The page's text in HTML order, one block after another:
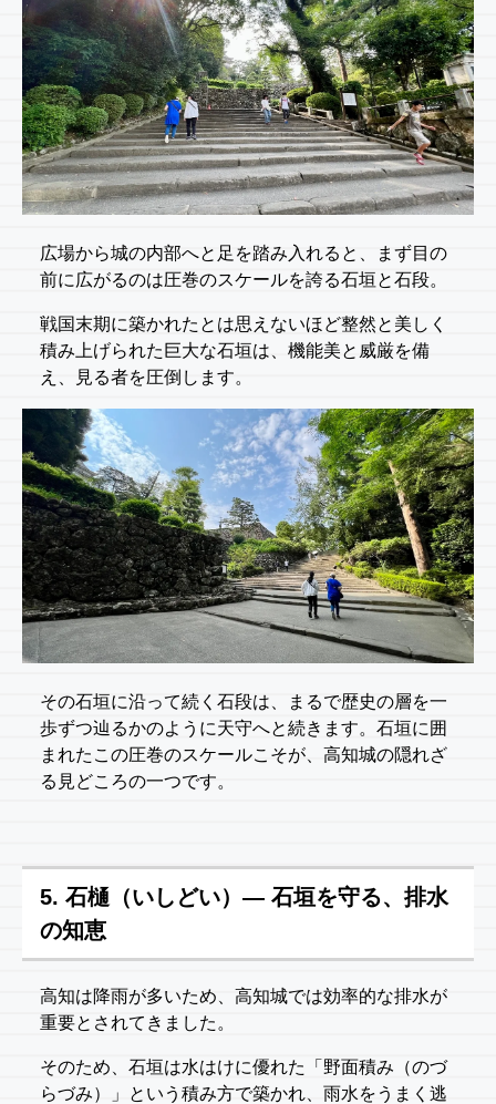
広場から城の内部へと足を踏み入れると、まず目の
前に広がるのは圧巻のスケールを誇る石垣と石段。
戦国末期に築かれたとは思えないほど整然と美しく
積み上げられた巨大な石垣は、機能美と威厳を備
え、見る者を圧倒します。
その石垣に沿って続く石段は、まるで歴史の層を一
歩ずつ辿るかのように天守へと続きます。石垣に囲
まれたこの圧巻のスケールこそが、高知城の隠れざ
る見どころの一つです。
5. 石樋（いしどい）― 石垣を守る、排水
の知恵
高知は降雨が多いため、高知城では効率的な排水が
重要とされてきました。
そのため、石垣は水はけに優れた「野面積み（のづ
らづみ）」という積み方で築かれ、雨水をうまく逃